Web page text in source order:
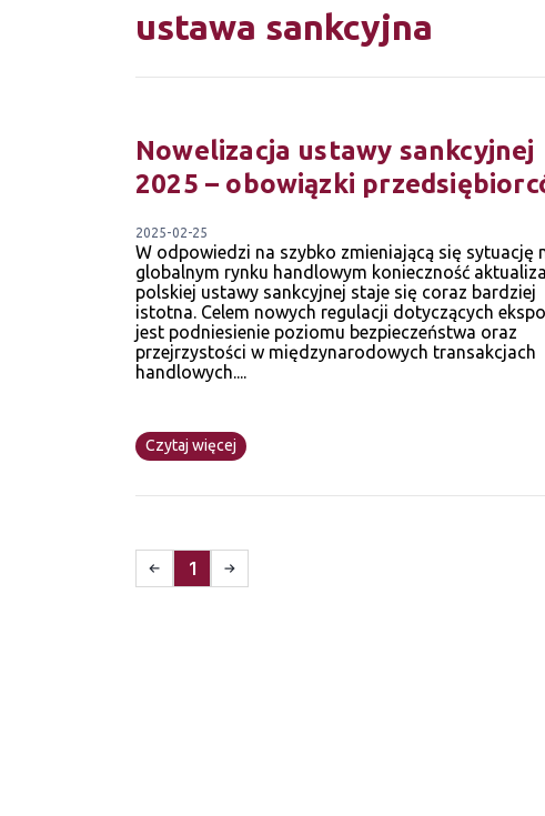
ustawa sankcyjna
Nowelizacja ustawy sankcyjnej
2025 – obowiązki
2025-02-25
W odpowiedzi na szybko zmieniającą się sytuację
globalnym rynku handlowym konieczność
polskiej ustawy sankcyjnej staje się coraz bardziej
istotna. Celem nowych regulacji dotyczących
jest podniesienie poziomu bezpieczeństwa oraz
przejrzystości w międzynarodowych transakcjach
handlowych....
Czytaj więcej
1